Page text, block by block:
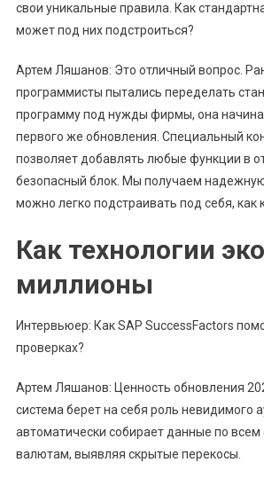
свои уникальные правила. Как
может под них подстроиться?
Артем Ляшанов: Это отличный вопрос.
программисты пытались переделать
программу под нужды фирмы, она
первого же обновления. Специальный
позволяет добавлять любые функции в
безопасный блок. Мы получаем
можно легко подстраивать под себя, как
Как технологии
миллионы
Интервьюер: Как SAP SuccessFactors
проверках?
Артем Ляшанов: Ценность обновления
система берет на себя роль невидимого
автоматически собирает данные по
валютам, выявляя скрытые перекосы.